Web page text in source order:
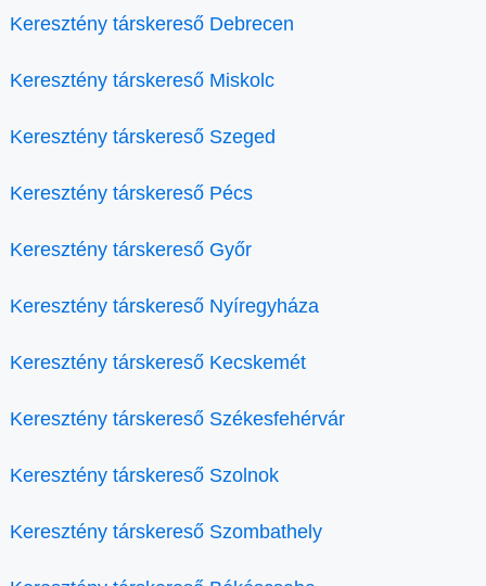
Keresztény társkereső Debrecen
Keresztény társkereső Miskolc
Keresztény társkereső Szeged
Keresztény társkereső Pécs
Keresztény társkereső Győr
Keresztény társkereső Nyíregyháza
Keresztény társkereső Kecskemét
Keresztény társkereső Székesfehérvár
Keresztény társkereső Szolnok
Keresztény társkereső Szombathely